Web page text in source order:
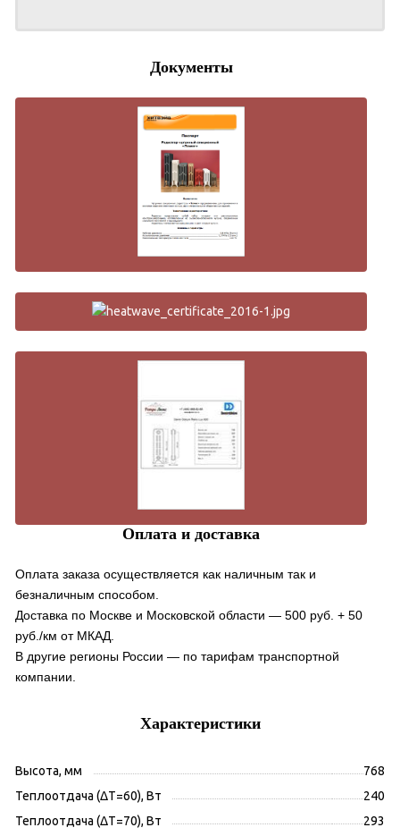
Документы
Оплата и доставка
Оплата заказа осуществляется как наличным так и
безналичным способом.
Доставка по Москве и Московской области — 500 руб. + 50
руб./км от МКАД.
В другие регионы России — по тарифам транспортной
компании.
Характеристики
Высота, мм
768
Теплоотдача (ΔT=60), Вт
240
Теплоотдача (ΔT=70), Вт
293